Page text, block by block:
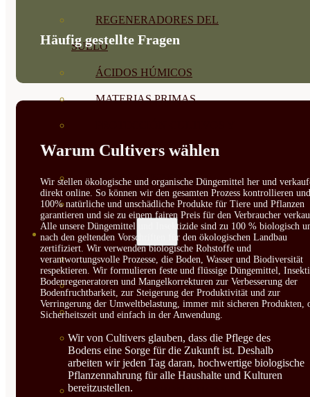
REGENERADORES DEL
SUELO
ÁCIDOS HÚMICOS
MATERIAS PRIMAS
PLANTAS
PLANTAS INTERIOR
GROWPUNCH
SEMILLAS
VER TODAS
BIODINÁMICAS DEMETER
HORTALIZA FRUTO
SEMILLAS HORTALIZA DE
HOJA
SEMILLAS AROMÁTICAS
Häufig gestellte Fragen
Warum Cultivers wählen
Wir stellen ökologische und organische Düngemittel her und
direkt online. So können wir den gesamten Prozess kontrollieren und
100% natürliche und unschädliche Produkte für Tiere und Pflanzen
garantieren und sie zu einem fairen Preis für den Verbraucher
Alle unsere Düngemittel und Insektizide sind zu 100 % biologisch
nach den geltenden Vorschriften für den ökologischen Landbau
zertifiziert. Wir verwenden biologische Rohstoffe und
verantwortungsvolle Prozesse, die Boden, Wasser und Biodiversität
respektieren. Wir formulieren feste und flüssige Düngemittel,
Bodenregeneratoren und Mangelkorrekturen zur Verbesserung der
Bodenfruchtbarkeit, zur Steigerung der Produktivität und zur
Verringerung der Umweltbelastung, immer mit sicheren Produkten,
Sicherheitszeit und einfach in der Anwendung.
Wir von Cultivers glauben, dass die Pflege des
Bodens eine Sorge für die Zukunft ist. Deshalb
arbeiten wir jeden Tag daran, hochwertige biologische
Pflanzennahrung für alle Haushalte und Kulturen
bereitzustellen.